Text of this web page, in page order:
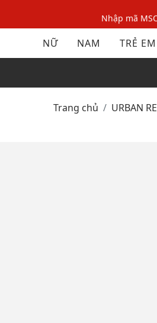
Nhập mã
Nhập mã:
Nhập mã
NỮ NAM TRẺ EM
Trang chủ URBAN